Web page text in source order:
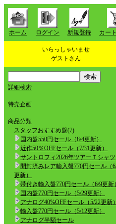
ホーム ログイン 新規登録 カー
いらっしゃいませ
ゲストさん
詳細検索
特売企画
商品分類
スタッフおすすめ盤(7)
国内盤550円セール（8/4更新）
近作50％OFFセール（7/31更新）
サントロフィ2026年ツアーＴシャツ
開封済みレア輸入盤770円セール（
更新）
帯付き輸入盤770円セール（6/9更新）
国内盤770円セール（5/29更新）
アナログ40%OFFセール（5/22更新）
輸入盤770円セール（5/12更新）
アナログ半額セール